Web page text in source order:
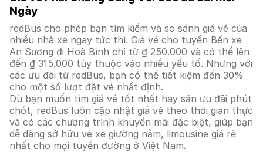
Ngày
redBus cho phép bạn tìm kiếm và so sánh giá vé của
nhiều nhà xe ngay tức thì. Giá vé cho tuyến Bến xe
An Sương đi Hoà Bình chỉ từ ₫ 250.000 và có thể lên
đến ₫ 315.000 tùy thuộc vào nhiều yếu tố. Nhưng với
các ưu đãi từ redBus, bạn có thể tiết kiệm đến 30%
cho một số lượt đặt vé nhất định.
Dù bạn muốn tìm giá vé tốt nhất hay săn ưu đãi phút
chót, redBus luôn cập nhật giá vé theo thời gian thực
và có các chương trình khuyến mãi đặc biệt, giúp bạn
dễ dàng sở hữu vé xe giường nằm, limousine giá rẻ
nhất cho mọi tuyến đường ở Việt Nam.